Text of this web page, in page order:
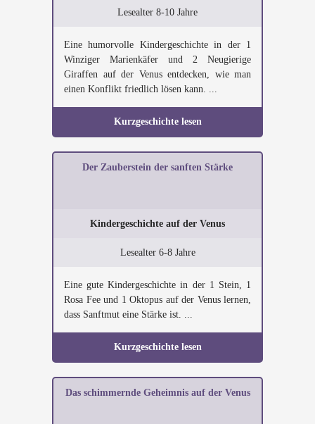
Lesealter 8-10 Jahre
Eine humorvolle Kindergeschichte in der 1
Winziger Marienkäfer und 2 Neugierige
Giraffen auf der Venus entdecken, wie man
einen Konflikt friedlich lösen kann. ...
Kurzgeschichte lesen
Der Zauberstein der sanften Stärke
Kindergeschichte auf der Venus
Lesealter 6-8 Jahre
Eine gute Kindergeschichte in der 1 Stein, 1
Rosa Fee und 1 Oktopus auf der Venus lernen,
dass Sanftmut eine Stärke ist. ...
Kurzgeschichte lesen
Das schimmernde Geheimnis auf der Venus